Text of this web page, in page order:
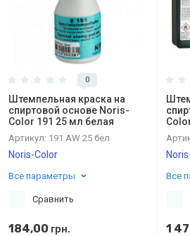
0
Штемпельная краска на
спиртовой основе Noris-
Color 191 25 мл белая
Артикул: 191 AW 25 бел
Noris-Color
Все параметры
Сравнить
184,00 грн.
Все
1